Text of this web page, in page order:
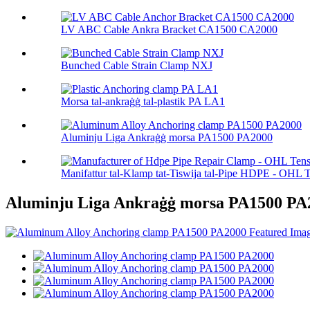
LV ABC Cable Ankra Bracket CA1500 CA2000
Bunched Cable Strain Clamp NXJ
Morsa tal-ankraġġ tal-plastik PA LA1
Aluminju Liga Ankraġġ morsa PA1500 PA2000
Manifattur tal-Klamp tat-Tiswija tal-Pipe HDPE - OHL
Aluminju Liga Ankraġġ morsa PA1500